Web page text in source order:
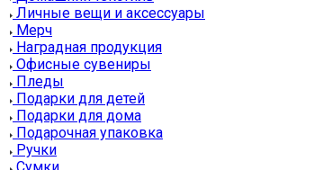
Личные вещи и аксессуары
Мерч
Наградная продукция
Офисные сувениры
Пледы
Подарки для детей
Подарки для дома
Подарочная упаковка
Ручки